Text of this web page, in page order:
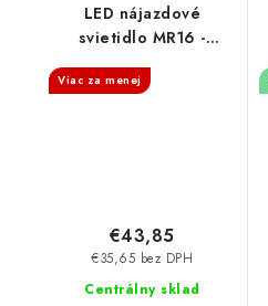
LED nájazdové
svietidlo MR16 -
Viac za menej
Centrálny sklad
€35,65 bez DPH
€43,85